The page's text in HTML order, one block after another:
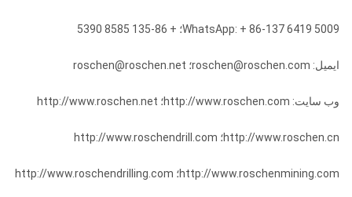
WhatsApp: + 86-137 6419 5009؛ + 86-135 8585 5390
ایمیل: roschen@roschen.com؛ roschen@roschen.net
وب سایت: http://www.roschen.com؛ http://www.roschen.net
http://www.roschen.cn؛ http://www.roschendrill.com
http://www.roschenmining.com؛ http://www.roschendrilling.com